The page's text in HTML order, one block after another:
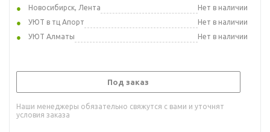
Новосибирск, Лента
Нет в наличии
УЮТ в тц Апорт
Нет в наличии
УЮТ Алматы
Нет в наличии
Под заказ
Наши менеджеры обязательно свяжутся с вами и уточнят
условия заказа